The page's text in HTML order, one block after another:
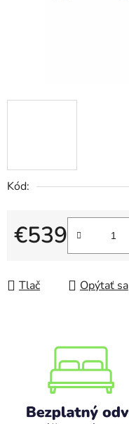
Kód:
€539
Jednotková cena:
Tlač Opýtať sa